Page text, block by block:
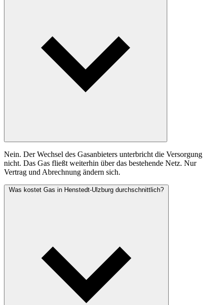
Nein. Der Wechsel des Gasanbieters unterbricht die Versorgung
nicht. Das Gas fließt weiterhin über das bestehende Netz. Nur
Vertrag und Abrechnung ändern sich.
Was kostet Gas in Henstedt-Ulzburg durchschnittlich?